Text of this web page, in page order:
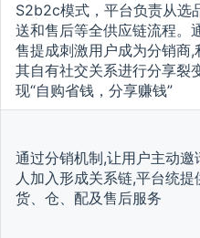
S2b2c模式，平台负责从选
送和售后等全供应链流程。
售提成刺激用户成为分销商,
其自有社交关系进行分享裂
现“自购省钱，分享赚钱”
通过分销机制,让用户主动邀
人加入形成关系链,平台统提
货、仓、配及售后服务